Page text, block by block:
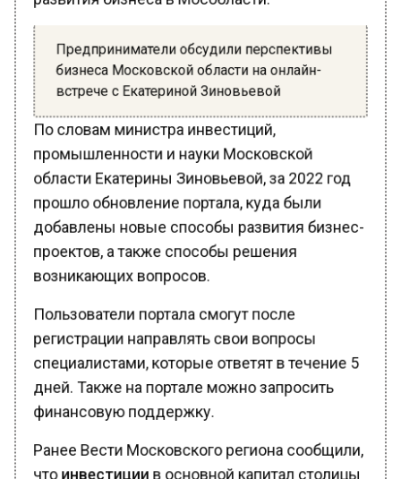
Предприниматели обсудили перспективы
бизнеса Московской области на онлайн-
встрече с Екатериной Зиновьевой
По словам министра инвестиций,
промышленности и науки Московской
области Екатерины Зиновьевой, за 2022 год
прошло обновление портала, куда были
добавлены новые способы развития бизнес-
проектов, а также способы решения
возникающих вопросов.
Пользователи портала смогут после
регистрации направлять свои вопросы
специалистами, которые ответят в течение 5
дней. Также на портале можно запросить
финансовую поддержку.
Ранее Вести Московского региона сообщили,